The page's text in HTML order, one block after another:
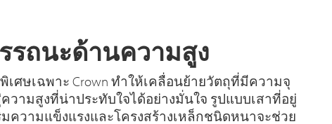
รถนะด้านความสูง
พิเศษเฉพาะ Crown ทำให้เคลื่อนย้ายวัตถุที่มีความจุ
ามสูงที่น่าประทับใจได้อย่างมั่นใจ รูปแบบเสาที่อยู่
ความแข็งแรงและโครงสร้างเหล็กชนิดหนาจะช่วย